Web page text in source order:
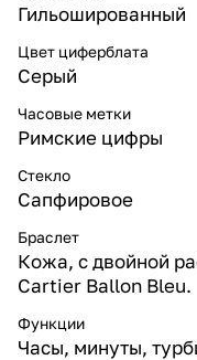
Гильошированный
Цвет циферблата
Серый
Часовые метки
Римские цифры
Стекло
Сапфировое
Браслет
Кожа, с двойной
Cartier Ballon Bleu.
Функции
Часы, минуты,